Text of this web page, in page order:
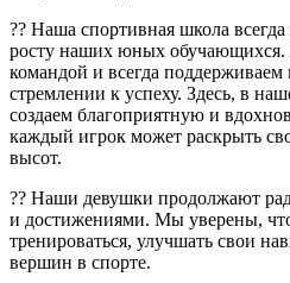
?? Наша спортивная школа
росту наших юных
командой и всегда
стремлении к успеху. Здесь, в
создаем благоприятную и
каждый игрок может раскрыть
высот.
?? Наши девушки продолжают
и достижениями. Мы уверены,
тренироваться, улучшать свои
вершин в спорте.